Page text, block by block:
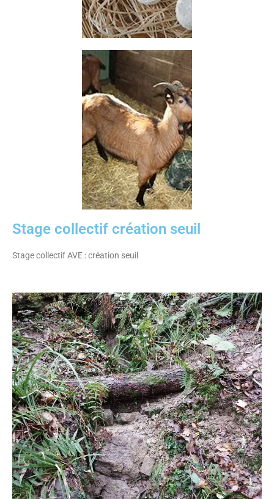
Stage collectif création seuil
Stage collectif AVE : création seuil